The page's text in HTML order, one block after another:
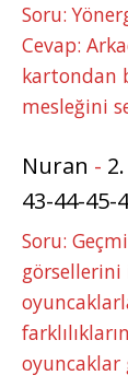
Soru:
Cevap:
kartondan
mesleğini
Nuran -
43-44-45-
Soru:
görsellerini